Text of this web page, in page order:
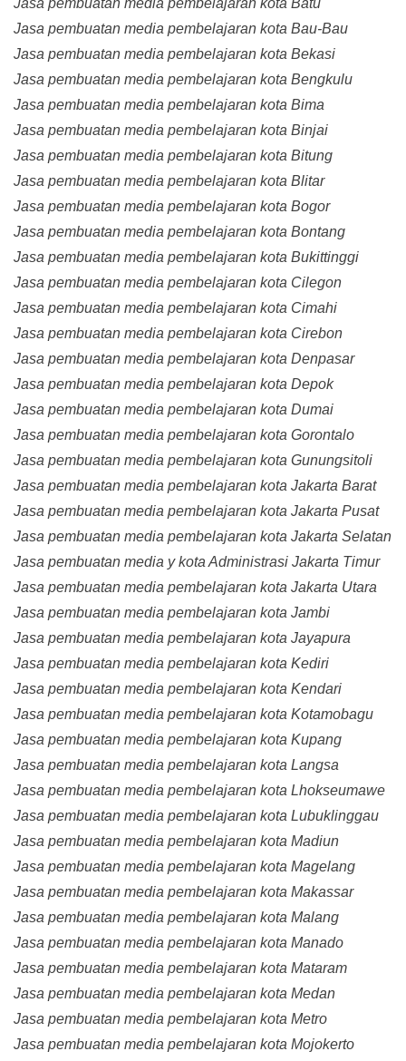
Jasa pembuatan media pembelajaran kota Batu
Jasa pembuatan media pembelajaran kota Bau-Bau
Jasa pembuatan media pembelajaran kota Bekasi
Jasa pembuatan media pembelajaran kota Bengkulu
Jasa pembuatan media pembelajaran kota Bima
Jasa pembuatan media pembelajaran kota Binjai
Jasa pembuatan media pembelajaran kota Bitung
Jasa pembuatan media pembelajaran kota Blitar
Jasa pembuatan media pembelajaran kota Bogor
Jasa pembuatan media pembelajaran kota Bontang
Jasa pembuatan media pembelajaran kota Bukittinggi
Jasa pembuatan media pembelajaran kota Cilegon
Jasa pembuatan media pembelajaran kota Cimahi
Jasa pembuatan media pembelajaran kota Cirebon
Jasa pembuatan media pembelajaran kota Denpasar
Jasa pembuatan media pembelajaran kota Depok
Jasa pembuatan media pembelajaran kota Dumai
Jasa pembuatan media pembelajaran kota Gorontalo
Jasa pembuatan media pembelajaran kota Gunungsitoli
Jasa pembuatan media pembelajaran kota Jakarta Barat
Jasa pembuatan media pembelajaran kota Jakarta Pusat
Jasa pembuatan media pembelajaran kota Jakarta Selatan
Jasa pembuatan media y kota Administrasi Jakarta Timur
Jasa pembuatan media pembelajaran kota Jakarta Utara
Jasa pembuatan media pembelajaran kota Jambi
Jasa pembuatan media pembelajaran kota Jayapura
Jasa pembuatan media pembelajaran kota Kediri
Jasa pembuatan media pembelajaran kota Kendari
Jasa pembuatan media pembelajaran kota Kotamobagu
Jasa pembuatan media pembelajaran kota Kupang
Jasa pembuatan media pembelajaran kota Langsa
Jasa pembuatan media pembelajaran kota Lhokseumawe
Jasa pembuatan media pembelajaran kota Lubuklinggau
Jasa pembuatan media pembelajaran kota Madiun
Jasa pembuatan media pembelajaran kota Magelang
Jasa pembuatan media pembelajaran kota Makassar
Jasa pembuatan media pembelajaran kota Malang
Jasa pembuatan media pembelajaran kota Manado
Jasa pembuatan media pembelajaran kota Mataram
Jasa pembuatan media pembelajaran kota Medan
Jasa pembuatan media pembelajaran kota Metro
Jasa pembuatan media pembelajaran kota Mojokerto